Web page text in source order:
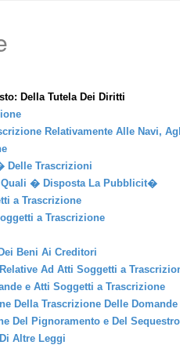
Della Tutela Dei Diritti
Relativamente Alle Navi,
Delle Trascrizioni
Quali � Disposta La Pubblicit�
a Trascrizione
a Trascrizione
Beni Ai Creditori
Ad Atti Soggetti a
e Atti Soggetti a Trascrizione
Della Trascrizione Delle
Del Pignoramento e Del Sequestro
Altre Leggi